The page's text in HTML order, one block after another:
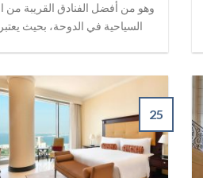
وهو من أفضل الفنادق القريبة من
السياحية في الدوحة، بحيث
25